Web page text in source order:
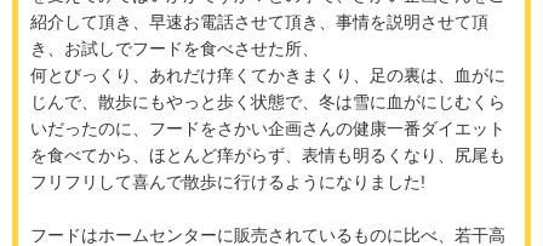
紹介して頂き、早速お電話させて頂き、事情を説明させて頂
き、お試しでフードを食べさせた所、
何とびっくり、あれだけ痒くてかきまくり、足の裏は、血がに
じんで、散歩にもやっと歩く状態で、冬は雪に血がにじむくら
いだったのに、フードをさかい企画さんの健康一番ダイエット
を食べてから、ほとんど痒がらず、表情も明るくなり、尻尾も
フリフリして喜んで散歩に行けるようになりました!
フードはホームセンターに販売されているものに比べ、若干高